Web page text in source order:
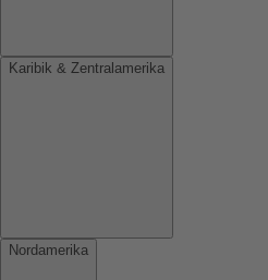
Karibik & Zentralamerika
Nordamerika